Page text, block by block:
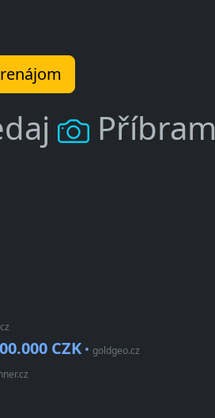
Příbram
CZK • goldgeo.cz